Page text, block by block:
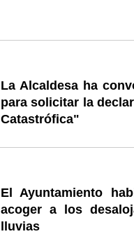
La Alcaldesa ha
para solicitar la
Catastrófica"
El Ayuntamiento
acoger a los
lluvias